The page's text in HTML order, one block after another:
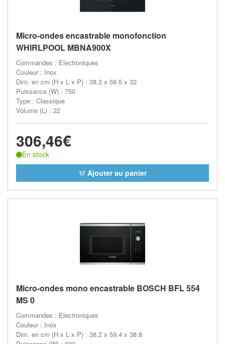
Micro-ondes encastrable monofonction
WHIRLPOOL MBNA900X
Commandes : Electroniques
Couleur : Inox
Dim. en cm (H x L x P) : 38.2 x 59.5 x 32
Puissance (W) : 750
Type : Classique
Volume (L) : 22
306,46€
En stock
Ajouter au panier
Micro-ondes mono encastrable BOSCH BFL 554
MS 0
Commandes : Electroniques
Couleur : Inox
Dim. en cm (H x L x P) : 38.2 x 59.4 x 38.8